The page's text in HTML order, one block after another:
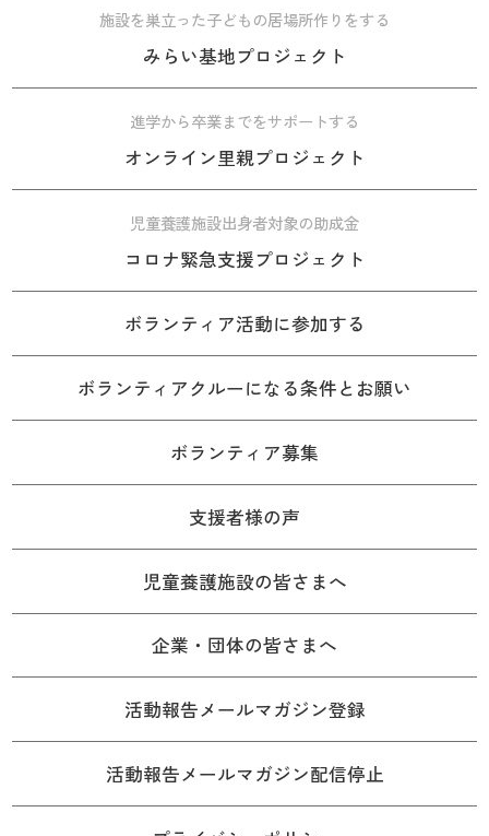
施設を巣立った子どもの居場所作りをする
みらい基地プロジェクト
進学から卒業までをサポートする
オンライン里親プロジェクト
児童養護施設出身者対象の助成金
コロナ緊急支援プロジェクト
ボランティア活動に参加する
ボランティアクルーになる条件とお願い
ボランティア募集
支援者様の声
児童養護施設の皆さまへ
企業・団体の皆さまへ
活動報告メールマガジン登録
活動報告メールマガジン配信停止